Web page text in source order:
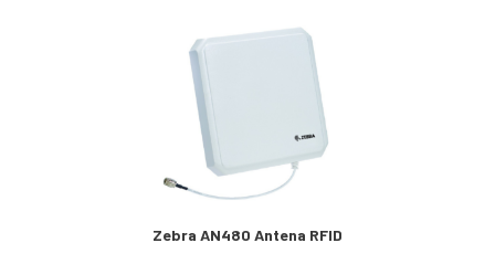
Zebra AN480 Antena RFID